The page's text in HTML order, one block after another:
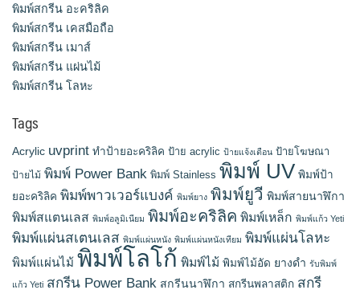
พิมพ์สกรีน อะคริลิค
พิมพ์สกรีน เคสมือถือ
พิมพ์สกรีน เมาส์
พิมพ์สกรีน แผ่นไม้
พิมพ์สกรีน โลหะ
Tags
Acrylic uvprint ทำป้ายอะคริลิค ป้าย acrylic ป้ายแจ้งเตือน ป้ายโฆษณา
ป้ายไม้ พิมพ์ Power Bank พิมพ์ Stainless พิมพ์ UV พิมพ์ป้า
ยอะคริลิค พิมพ์พาวเวอร์แบงค์ พิมพ์ยาง พิมพ์ยูวี พิมพ์สายนาฬิกา
พิมพ์สแตนเลส พิมพ์อลูมิเนียม พิมพ์อะคริลิค พิมพ์เหล็ก พิมพ์แก้ว Yeti
พิมพ์แผ่นสเตนเลส พิมพ์แผ่นหนัง พิมพ์แผ่นหนังเทียม พิมพ์แผ่นโลหะ
พิมพ์แผ่นไม้ พิมพ์โลโก้ พิมพ์ไม้ พิมพ์ไม้อัด ยางดำ รับพิมพ์
แก้ว Yeti สกรีน Power Bank สกรีนนาฬิกา สกรีนพลาสติก สกรี